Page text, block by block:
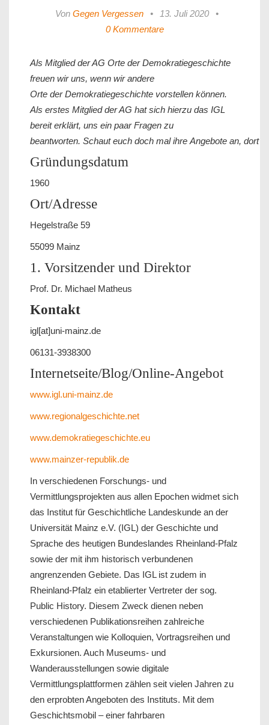
Von Gegen Vergessen • 13. Juli 2020
•
0 Kommentare
Als Mitglied der AG Orte der Demokratiegeschichte
freuen wir uns, wenn wir andere
Orte der Demokratiegeschichte vorstellen können.
Als erstes Mitglied der AG hat sich hierzu das IGL
bereit erklärt, uns ein paar Fragen zu
beantworten. Schaut euch doch mal ihre Angebote an, dort
Gründungsdatum
1960
Ort/Adresse
Hegelstraße 59
55099 Mainz
1. Vorsitzender und Direktor
Prof. Dr. Michael Matheus
Kontakt
igl[at]uni-mainz.de
06131-3938300
Internetseite/Blog/Online-Angebot
www.igl.uni-mainz.de
www.regionalgeschichte.net
www.demokratiegeschichte.eu
www.mainzer-republik.de
In verschiedenen Forschungs- und
Vermittlungsprojekten aus allen Epochen widmet sich
das Institut für Geschichtliche Landeskunde an der
Universität Mainz e.V. (IGL) der Geschichte und
Sprache des heutigen Bundeslandes Rheinland-Pfalz
sowie der mit ihm historisch verbundenen
angrenzenden Gebiete. Das IGL ist zudem in
Rheinland-Pfalz ein etablierter Vertreter der sog.
Public History. Diesem Zweck dienen neben
verschiedenen Publikationsreihen zahlreiche
Veranstaltungen wie Kolloquien, Vortragsreihen und
Exkursionen. Auch Museums- und
Wanderausstellungen sowie digitale
Vermittlungsplattformen zählen seit vielen Jahren zu
den erprobten Angeboten des Instituts. Mit dem
Geschichtsmobil – einer fahrbaren